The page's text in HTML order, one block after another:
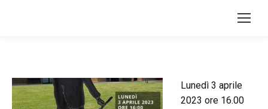
Lunedì 3 aprile
2023 ore 16.00